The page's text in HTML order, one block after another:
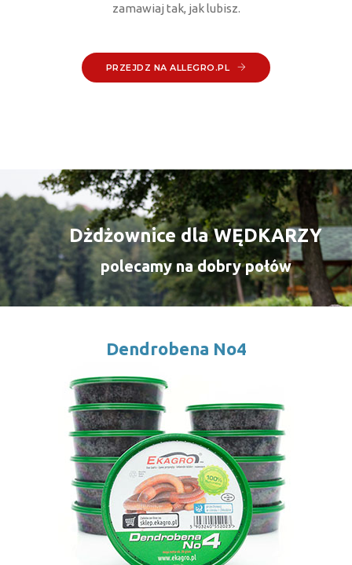
zamawiaj tak, jak lubisz.
PRZEJDZ NA ALLEGRO.PL
Dżdżownice dla WĘDKARZY
polecamy na dobry połów
Dendrobena No4